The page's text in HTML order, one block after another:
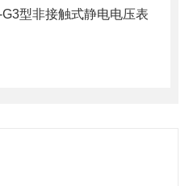
型非接触式静电电压表